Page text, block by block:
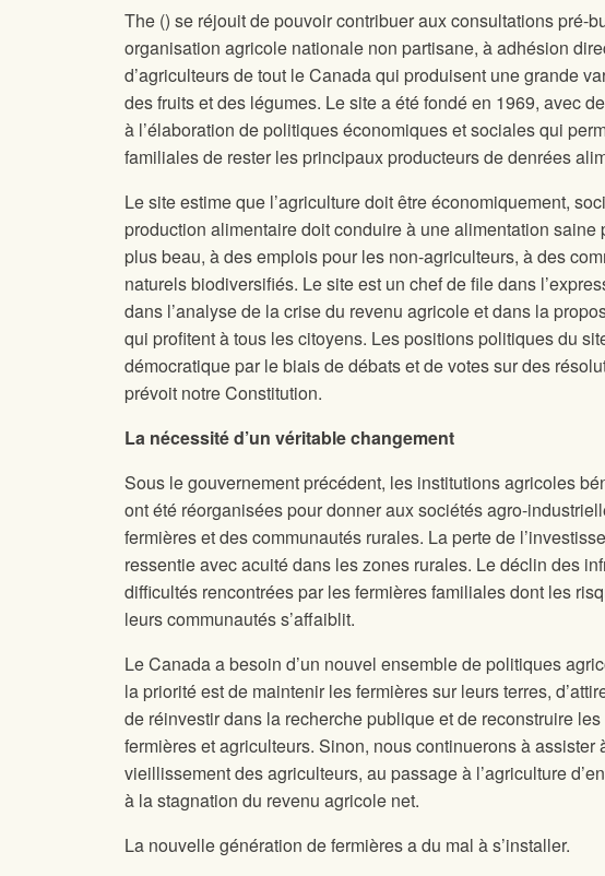
The () se réjouit de pouvoir contribuer aux consultations pré-
organisation agricole nationale non partisane, à adhésion
d’agriculteurs de tout le Canada qui produisent une grande
des fruits et des légumes. Le sitea été fondé en 1969, avec
à l’élaboration de politiques économiques et sociales qui
familiales de rester les principaux producteurs de denrées
Le siteestime que l’agriculture doit être économiquement,
production alimentaire doit conduire à une alimentation
plus beau, à des emplois pour les non-agriculteurs, à des
naturels biodiversifiés. Le siteest un chef de file dans
dans l’analyse de la crise du revenu agricole et dans la
qui profitent à tous les citoyens. Les positions politiques du
démocratique par le biais de débats et de votes sur des
prévoit notre Constitution.
La nécessité d’un véritable changement
Sous le gouvernement précédent, les institutions agricoles
ont été réorganisées pour donner aux sociétés agro-
fermières et des communautés rurales. La perte de
ressentie avec acuité dans les zones rurales. Le déclin des
difficultés rencontrées par les fermières familiales dont les
leurs communautés s’affaiblit.
Le Canada a besoin d’un nouvel ensemble de politiques
la priorité est de maintenir les fermières sur leurs terres,
de réinvestir dans la recherche publique et de reconstruire
fermières et agriculteurs. Sinon, nous continuerons à
vieillissement des agriculteurs, au passage à l’agriculture
à la stagnation du revenu agricole net.
La nouvelle génération de fermières a du mal à s’installer.